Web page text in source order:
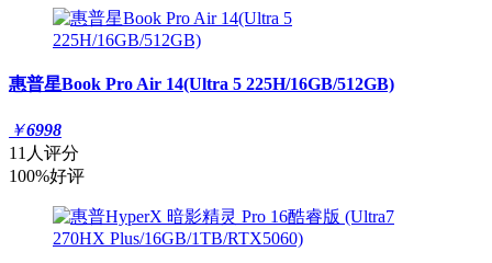
惠普星Book Pro Air 14(Ultra 5 225H/16GB/512GB)
￥6998
11人评分
100%好评